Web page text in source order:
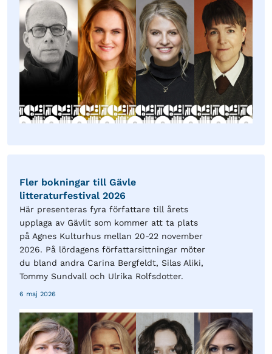
Fler bokningar till Gävle
litteraturfestival 2026
Här presenteras fyra författare till årets
upplaga av Gävlit som kommer att ta plats
på Agnes Kulturhus mellan 20-22 november
2026. På lördagens författarsittningar möter
du bland andra Carina Bergfeldt, Silas Aliki,
Tommy Sundvall och Ulrika Rolfsdotter.
6 maj 2026